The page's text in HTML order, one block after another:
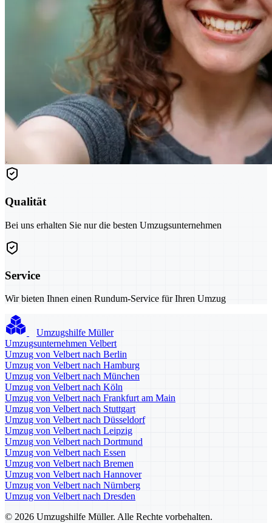
Qualität
Bei uns erhalten Sie nur die besten Umzugsunternehmen
Service
Wir bieten Ihnen einen Rundum-Service für Ihren Umzug
Umzugshilfe Müller
Umzugsunternehmen Velbert
Umzug von Velbert nach Berlin
Umzug von Velbert nach Hamburg
Umzug von Velbert nach München
Umzug von Velbert nach Köln
Umzug von Velbert nach Frankfurt am Main
Umzug von Velbert nach Stuttgart
Umzug von Velbert nach Düsseldorf
Umzug von Velbert nach Leipzig
Umzug von Velbert nach Dortmund
Umzug von Velbert nach Essen
Umzug von Velbert nach Bremen
Umzug von Velbert nach Hannover
Umzug von Velbert nach Nürnberg
Umzug von Velbert nach Dresden
© 2026 Umzugshilfe Müller. Alle Rechte vorbehalten.